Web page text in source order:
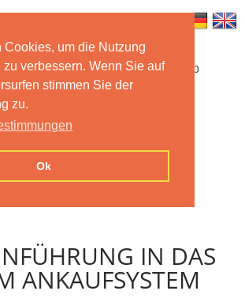
Cookies, um die Nutzung
verbessern. Wenn Sie auf
stimmen Sie der
zu.
Ok
Funktionen Mobile App
Kontakt Impressum
IN DAS
ANKAUFSYSTEM